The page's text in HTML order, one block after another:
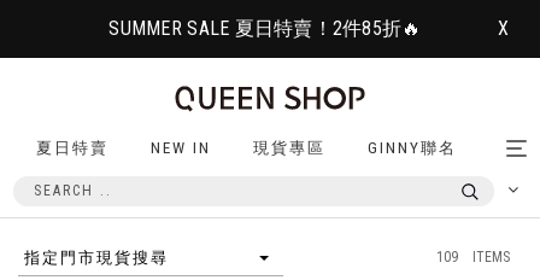
SUMMER SALE 夏日特賣！2件85折🔥 X
夏日特賣 NEW IN 現貨專區 GINNY聯名
指定門市現貨搜尋 109 ITEMS